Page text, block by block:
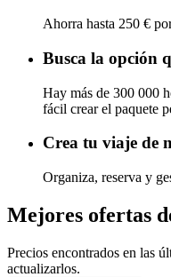
Ahorra hasta 250 €
Busca la opción
Hay más de 300 000
fácil crear el paquete
Crea tu viaje de
Organiza, reserva y
Mejores ofertas
Precios encontrados en las
actualizarlos.